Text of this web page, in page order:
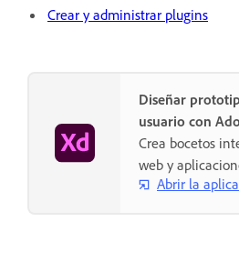
Crear y administrar plugins
Diseñar
usuario con
Crea bocetos
web y
Abrir la